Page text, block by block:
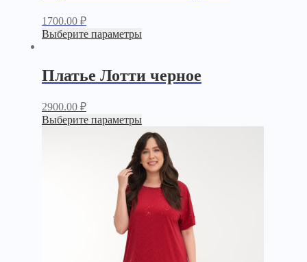
1700.00 ₽
Выберите параметры
Платье Лотти черное
2900.00 ₽
Выберите параметры